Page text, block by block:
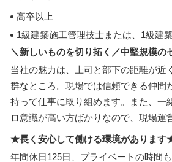
高卒以上
1級建築施工管理技士または、1級建
＼新しいものを切り拓く／中堅規模の
当社の魅力は、上司と部下の距離が近
群なところ。現場では信頼できる仲間
持って仕事に取り組めます。また、一
ロ意識が高い方ばかりなので、現場運
★長く安心して働ける環境があります
年間休日125日、プライベートの時間